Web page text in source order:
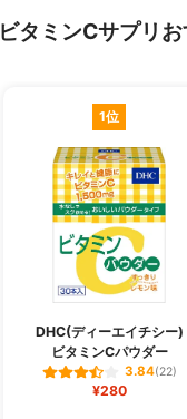
ビタミンCサプリ
1位
DHC(ディーエイチシー)
ビタミンCパウダー
3.84(22)
¥280